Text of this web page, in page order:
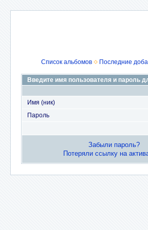
Список альбомов Последние
Введите имя пользователя и пароль
Имя (ник)
Пароль
Забыли пароль?
Потеряли ссылку на